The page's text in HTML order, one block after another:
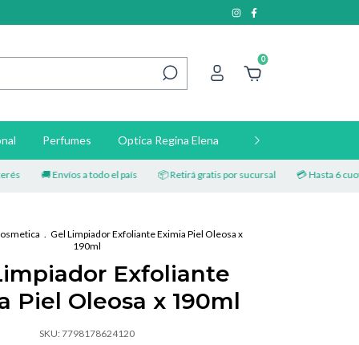
0
Perfumes Optica Regina Elena Contacto
🚚 Envíos a todo el país 📦 Retirá gratis por sucursal 💳 Hasta 6 cuotas
. Gel Limpiador Exfoliante Eximia Piel Oleosa x
190ml
Exfoliante
Piel Oleosa x 190ml
SKU: 7798178624120